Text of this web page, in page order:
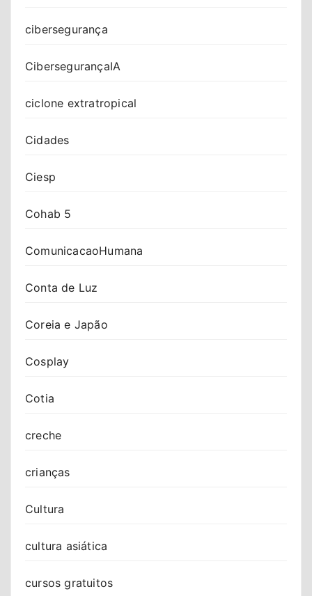
cibersegurança
CibersegurançaIA
ciclone extratropical
Cidades
Ciesp
Cohab 5
ComunicacaoHumana
Conta de Luz
Coreia e Japão
Cosplay
Cotia
creche
crianças
Cultura
cultura asiática
cursos gratuitos